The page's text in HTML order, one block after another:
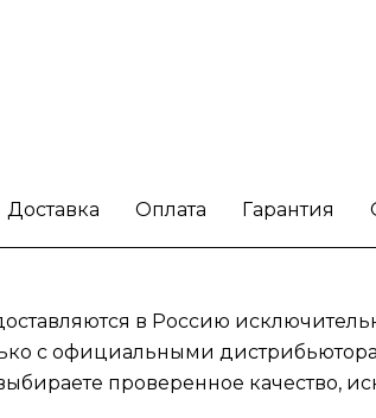
Доставка Оплата Гарантия
в Россию
с официальными
проверенное качество,